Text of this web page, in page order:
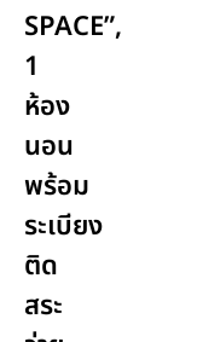
SPACE”,
1
ห้อง
นอน
พร้อม
ระเบียง
ติด
สระ